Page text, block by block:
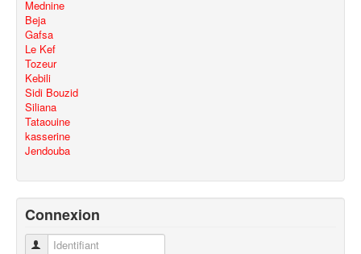
Mednine
Beja
Gafsa
Le Kef
Tozeur
Kebili
Sidi Bouzid
Siliana
Tataouine
kasserine
Jendouba
Connexion
Identifiant